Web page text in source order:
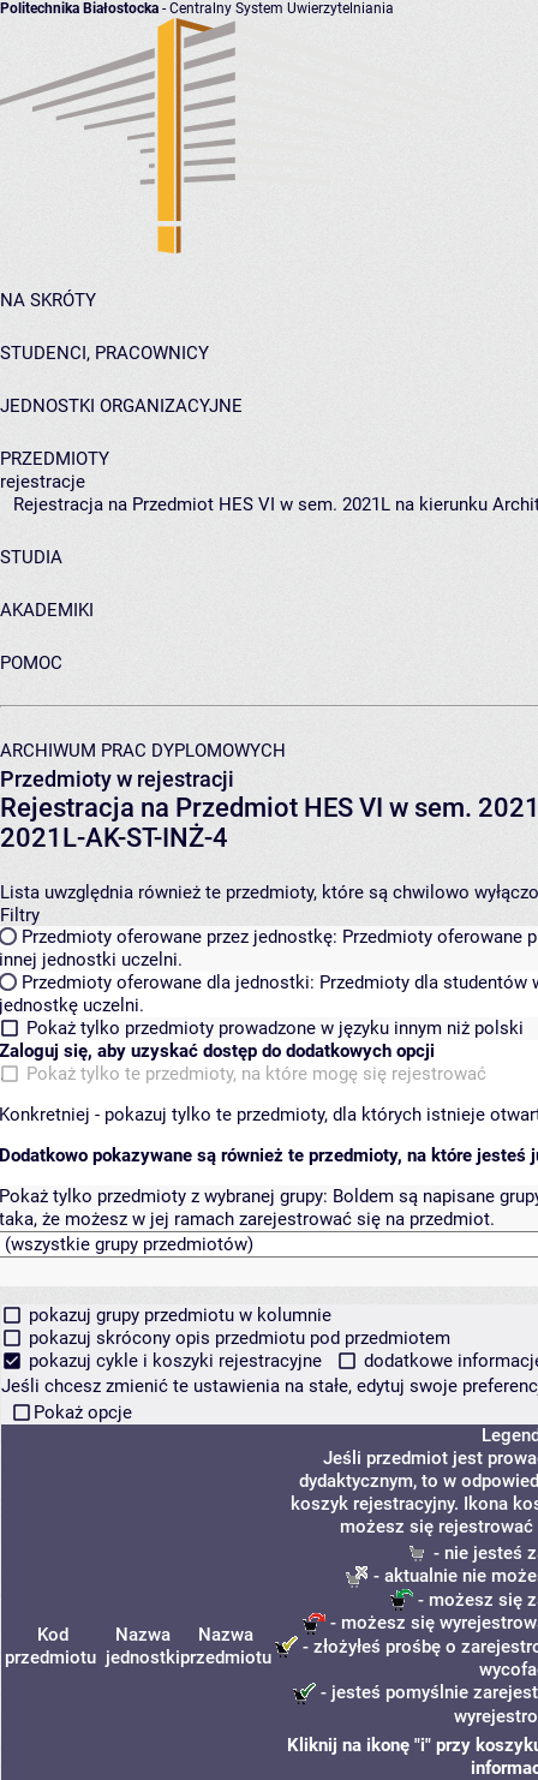
Politechnika Białostocka - Centralny System Uwierzytelniania
NA SKRÓTY
STUDENCI, PRACOWNICY
JEDNOSTKI ORGANIZACYJNE
PRZEDMIOTY
rejestracje
Rejestracja na Przedmiot HES VI w sem. 2021L na kierunku
STUDIA
AKADEMIKI
POMOC
ARCHIWUM PRAC DYPLOMOWYCH
Przedmioty w rejestracji
Rejestracja na Przedmiot HES VI w sem.
2021L-AK-ST-INŻ-4
Lista uwzględnia również te przedmioty, które są chwilowo
Filtry
Przedmioty oferowane przez jednostkę: Przedmioty oferowane
innej jednostki uczelni.
Przedmioty oferowane dla jednostki: Przedmioty dla studentów
jednostkę uczelni.
Pokaż tylko przedmioty prowadzone w języku innym niż polski
Zaloguj się, aby uzyskać dostęp do dodatkowych opcji
Pokaż tylko te przedmioty, na które mogę się rejestrować
Konkretniej - pokazuj tylko te przedmioty, dla których istnieje
Dodatkowo pokazywane są również te przedmioty, na które jesteś
Pokaż tylko przedmioty z wybranej grupy: Boldem są napisane
taka, że możesz w jej ramach zarejestrować się na przedmiot.
pokazuj grupy przedmiotu w kolumnie
pokazuj skrócony opis przedmiotu pod przedmiotem
pokazuj cykle i koszyki rejestracyjne
dodatkowe
Jeśli chcesz zmienić te ustawienia na stałe, edytuj swoje
Pokaż opcje
Kod
przedmiotu
Nazwa
jednostki
Nazwa
przedmiotu
Jeśli przedmiot jest
dydaktycznym, to w
koszyk rejestracyjny. Ikona
możesz się rejestrować
- nie jesteś
- aktualnie nie
- możesz się
- możesz się
- złożyłeś prośbę o
- jesteś pomyślnie
Kliknij na ikonę "i" przy